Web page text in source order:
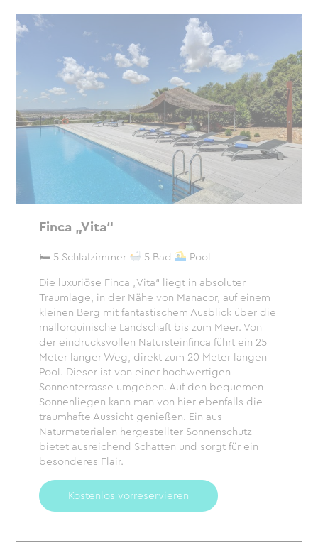
Finca „Vita“
🛏 5 Schlafzimmer 5 Bad
Pool
Die luxuriöse Finca „Vita“ liegt in absoluter
Traumlage, in der Nähe von Manacor, auf einem
kleinen Berg mit fantastischem Ausblick über die
mallorquinische Landschaft bis zum Meer. Von
der eindrucksvollen Natursteinfinca führt ein 25
Meter langer Weg, direkt zum 20 Meter langen
Pool. Dieser ist von einer hochwertigen
Sonnenterrasse umgeben. Auf den bequemen
Sonnenliegen kann man von hier ebenfalls die
traumhafte Aussicht genießen. Ein aus
Naturmaterialen hergestellter Sonnenschutz
bietet ausreichend Schatten und sorgt für ein
besonderes Flair.
Kostenlos vorreservieren